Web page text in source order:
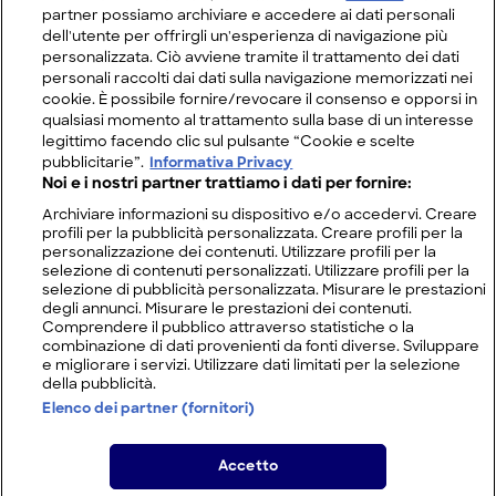
partner possiamo archiviare e accedere ai dati personali
dell'utente per offrirgli un'esperienza di navigazione più
personalizzata. Ciò avviene tramite il trattamento dei dati
personali raccolti dai dati sulla navigazione memorizzati nei
cookie. È possibile fornire/revocare il consenso e opporsi in
qualsiasi momento al trattamento sulla base di un interesse
legittimo facendo clic sul pulsante “Cookie e scelte
pubblicitarie”.
Informativa Privacy
Noi e i nostri partner trattiamo i dati per fornire:
Archiviare informazioni su dispositivo e/o accedervi. Creare
profili per la pubblicità personalizzata. Creare profili per la
personalizzazione dei contenuti. Utilizzare profili per la
selezione di contenuti personalizzati. Utilizzare profili per la
selezione di pubblicità personalizzata. Misurare le prestazioni
degli annunci. Misurare le prestazioni dei contenuti.
Comprendere il pubblico attraverso statistiche o la
combinazione di dati provenienti da fonti diverse. Sviluppare
e migliorare i servizi. Utilizzare dati limitati per la selezione
della pubblicità.
Elenco dei partner (fornitori)
Accetto